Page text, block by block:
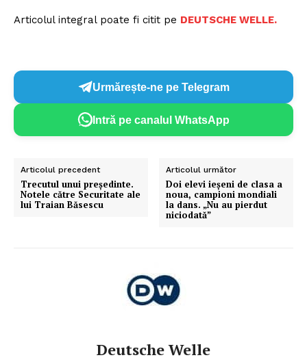
Articolul integral poate fi citit pe DEUTSCHE WELLE.
Urmărește-ne pe Telegram
Intră pe canalul WhatsApp
Articolul precedent
Trecutul unui președinte.
Notele către Securitate ale
lui Traian Băsescu
Articolul următor
Doi elevi ieşeni de clasa a
noua, campioni mondiali
la dans. „Nu au pierdut
niciodată”
Deutsche Welle